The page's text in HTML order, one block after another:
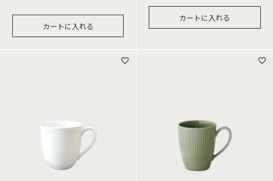
カートに入れる
カートに入れる